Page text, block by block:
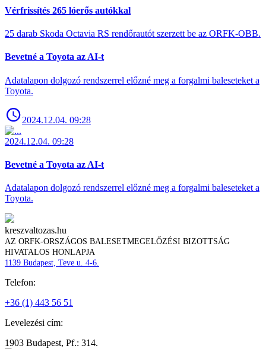
Vérfrissítés 265 lóerős autókkal
25 darab Skoda Octavia RS rendőrautót szerzett be az ORFK-OBB.
Bevetné a Toyota az AI-t
Adatalapon dolgozó rendszerrel előzné meg a forgalmi baleseteket a
Toyota.
2024.12.04. 09:28
2024.12.04. 09:28
Bevetné a Toyota az AI-t
Adatalapon dolgozó rendszerrel előzné meg a forgalmi baleseteket a
Toyota.
kreszvaltozas.hu
AZ ORFK-ORSZÁGOS BALESETMEGELŐZÉSI BIZOTTSÁG
HIVATALOS HONLAPJA
1139 Budapest, Teve u. 4-6.
Telefon:
+36 (1) 443 56 51
Levelezési cím:
1903 Budapest, Pf.: 314.